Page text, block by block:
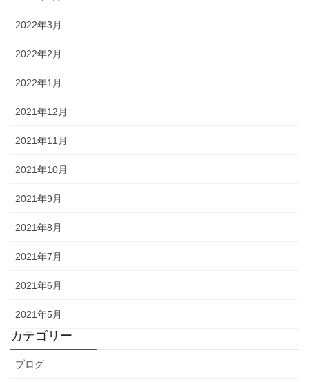
2022年3月
2022年2月
2022年1月
2021年12月
2021年11月
2021年10月
2021年9月
2021年8月
2021年7月
2021年6月
2021年5月
カテゴリー
ブログ